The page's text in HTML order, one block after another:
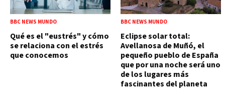
BBC NEWS MUNDO
Qué es el "eustrés" y cómo
se relaciona con el estrés
que conocemos
BBC NEWS MUNDO
Eclipse solar total:
Avellanosa de Muñó, el
pequeño pueblo de España
que por una noche será uno
de los lugares más
fascinantes del planeta